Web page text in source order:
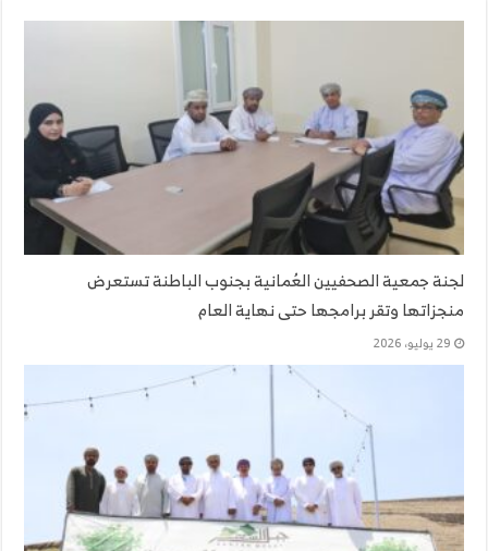
لجنة جمعية الصحفيين العُمانية بجنوب الباطنة تستعرض
منجزاتها وتقر برامجها حتى نهاية العام
29 يوليو، 2026